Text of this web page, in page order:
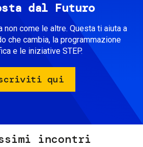
dal Futuro
non come le altre. Questa ti aiuta a
che cambia, la programmazione
e le iniziative STEP.
qui
incontri